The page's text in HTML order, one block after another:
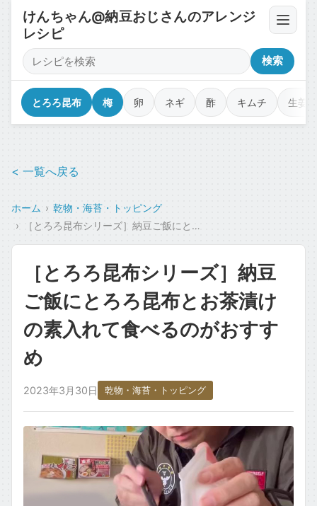
けんちゃん@納豆おじさんのアレンジ
レシピ
卵・豆腐・ネバネバ
薬味・香味野菜
調味料・オイル・タレ
乾物・海苔・トッピング
魚介・肉のせ
ごはん・主食もの
お取り寄せ・銘柄・ご当地
検索
とろろ昆布 梅 卵 ネギ 酢 キムチ 生姜
< 一覧へ戻る
ホーム
乾物・海苔・トッピング
［とろろ昆布シリーズ］納豆ご飯にとろろ昆布とお茶漬けの素入れて食べるのがおすすめ
［とろろ昆布シリーズ］納豆
ご飯にとろろ昆布とお茶漬け
の素入れて食べるのがおすす
め
2023年3月30日 乾物・海苔・トッピング